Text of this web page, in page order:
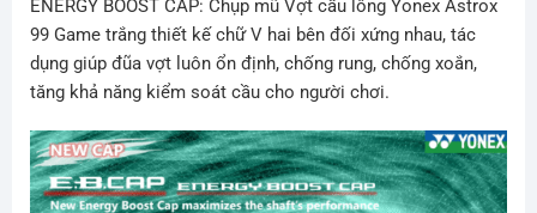
ENERGY BOOST CAP: Chụp mũ Vợt cầu lông Yonex Astrox
99 Game trắng thiết kế chữ V hai bên đối xứng nhau, tác
dụng giúp đũa vợt luôn ổn định, chống rung, chống xoắn,
tăng khả năng kiểm soát cầu cho người chơi.